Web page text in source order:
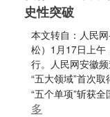
史性突破
本文转自：人民
松）1月17日上午
行。人民网安徽
“五大领域”首次取
“五个单项”斩获
多